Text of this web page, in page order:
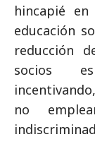
hincapié
educación
reducción
socios
no